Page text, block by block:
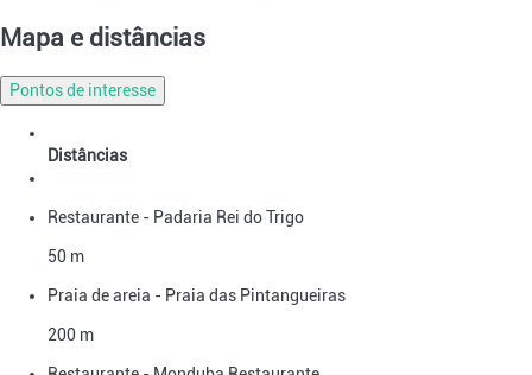
Mapa e distâncias
Pontos de interesse
Distâncias
Restaurante - Padaria Rei do Trigo
50 m
Praia de areia - Praia das Pintangueiras
200 m